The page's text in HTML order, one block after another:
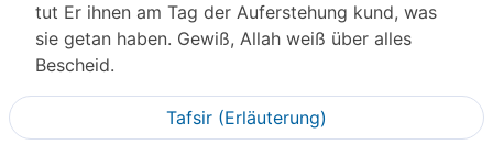
tut Er ihnen am Tag der Auferstehung kund, was
sie getan haben. Gewiß, Allah weiß über alles
Bescheid.
Tafsir (Erläuterung)